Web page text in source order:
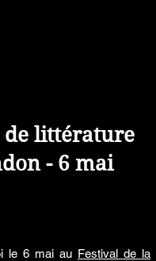
de littérature
- 6 mai
le 6 mai au Festival de la